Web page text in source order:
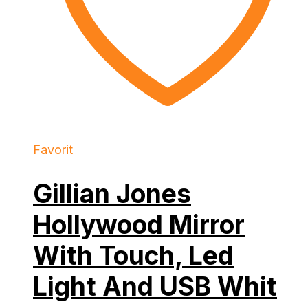
Favorit
Gillian Jones
Hollywood Mirror
With Touch, Led
Light And USB Whit